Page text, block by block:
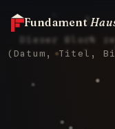
Fundament
Dieser Block
(Datum, Titel,